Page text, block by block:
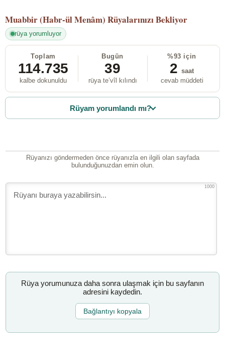
Muabbir (Habr-ül Menâm) Rüyalarınızı Bekliyor
rüya yorumluyor
Toplam
114.735
kalbe dokunuldu
Bugün
39
rüya te’vîl kılındı
%93 için
2 saat
cevab müddeti
Rüyam yorumlandı mı?
Rüyanızı göndermeden önce rüyanızla en ilgili olan sayfada
bulunduğunuzdan emin olun.
1000
Rüya yorumunuza daha sonra ulaşmak için bu sayfanın
adresini kaydedin.
Bağlantıyı kopyala